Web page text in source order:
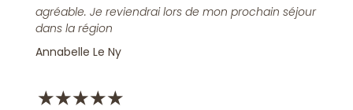
agréable. Je reviendrai lors de mon prochain séjour
dans la région
Annabelle Le Ny
★★★★★